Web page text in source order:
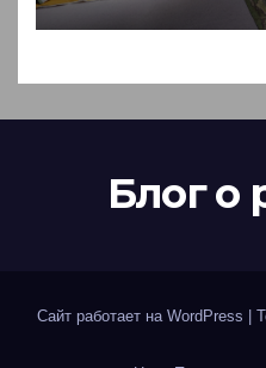
Блог о
Сайт работает на WordPress |